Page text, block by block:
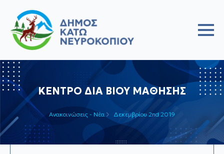
ΚΕΝΤΡΟ ΔΙΑ ΒΙΟΥ ΜΑΘΗΣΗΣ
Ανακοινώσεις - Νέα Δεκεμβρίου 2nd 2019